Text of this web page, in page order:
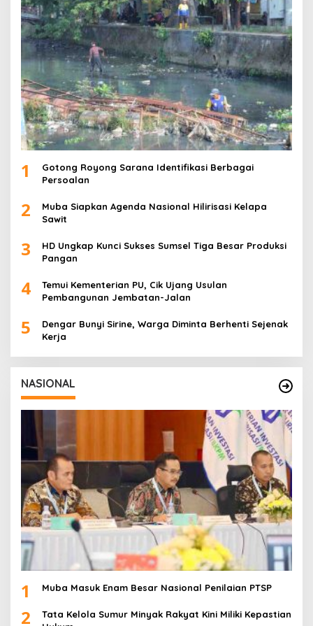
1
Gotong Royong Sarana Identifikasi Berbagai
Persoalan
2
Muba Siapkan Agenda Nasional Hilirisasi Kelapa
Sawit
3
HD Ungkap Kunci Sukses Sumsel Tiga Besar Produksi
Pangan
4
Temui Kementerian PU, Cik Ujang Usulan
Pembangunan Jembatan-Jalan
5
Dengar Bunyi Sirine, Warga Diminta Berhenti Sejenak
Kerja
NASIONAL
1 Muba Masuk Enam Besar Nasional Penilaian PTSP
2
Tata Kelola Sumur Minyak Rakyat Kini Miliki Kepastian